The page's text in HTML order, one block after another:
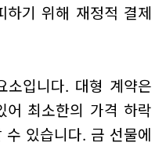
기 위해 재정적 결제
소입니다. 대형 계약은
어 최소한의 가격 하락
있습니다. 금 선물에